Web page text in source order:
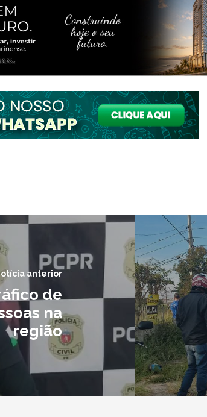
anterior
de
na
região